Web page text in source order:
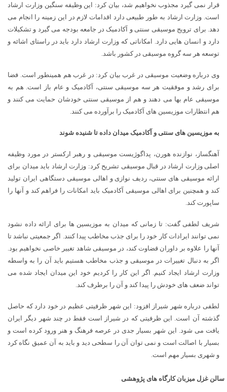
قرار نمی گیرد مجذوب نخواهیم شد، بیان کرد: این وظیفه سنگین وزارت ارشاد
است. وزارت ارشاد به طور طبیعی دارد اقدامات لازم در این زمینه را انجام می
دهد. برای ترویج موسیقی سنتی و آکادمیک در جامعه بودجه می گیرد و تشکیلات
دارد و انسان هایی دارد. امکاناتی که وزارت ارشاد دارد باید در راستای اشائه و
توسعه هر سه گروه موسیقی در کشور باشد.
وی درباره وضعیت موسیقی در غرب بیان کرد: در غرب هم همینطور است. فضا
برای رشد و موفقیت هر سه موسیقی سنتی، آکادمیک و عام باز است. هم به
موسیقی عام بها می دهند و هم از موسیقی سنتی خودشان حمایت می کنند و
هم انتظارات موزیسین های آکادمیک را برآورده می کنند.
به موزیسین های سنتی و آکادمیک میدان داده تا شنیده شوند
آهنگساز، نوازنده هورن، پداگوژیست موسیقی و رهبر ارکستر در مورد وظیفه
اصلی وزارت ارشاد در قبال موسیقی تشریح کرد: وزارت ارشاد باید میدان برای
ارائه موسیقی های سنتی، ردیف نوازی و اهالی موسیقی دستگاهی ایران تولید
کند و همچنین برای اهالی موسیقی آکادمیک باید امکانات را فراهم کند و آنها را
ساپورت کند.
شریف لطفی گفت: تا زمانی که میدان به موزیسین ها برای ارائه داده نشود
نمی توانند ایرادات کار خود را برای جذب مخاطب پیدا کنند. اگر جمعیتی نباشد تا
آنها را علاوه بر داوران قضاوت کند، در موسیقی شاهد تغییر خاصی نخواهیم بود.
اگر به دنبال تغییرات در موسیقی و جذب مخاطب هستیم باید آن را به واسطه
وزارت ارشاد ایجاد کنیم. اگر این کار را کردیم خود این میدان ایجاد شده می
تواند ضعف های خودش را پیدا کند و آن را برطرف کند.
لطفی درباره شهر شیراز افزود: این شهر ظرفیتی عظیم در خود دارد که حاصل
گذشته آن است. این ظرفیتی که در شیراز است فقط در چند شهر دیگر ایران
یافت می شود. این شهر بسیار جدی در عرصه فرهنگ و هنر ورود کرده است و
بسیار با اصالت است و نمی توان آن را سطحی دید و باید به آن عمیق نگاه کرد
و شهری بسیار مهم است.
سالن غزل میزبان کارگاه های پژوهشی